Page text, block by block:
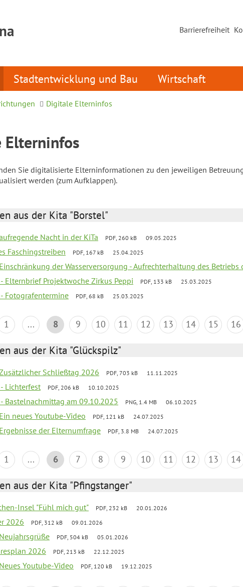
Barrierefreiheit
Stadtentwicklung und Bau Wirtschaft
Digitale Elterninfos
Sie digitalisierte Elterninformationen zu den jeweiligen
werden (zum Aufklappen).
aus der Kita "Borstel"
Nacht in der KiTa PDF, 260 kB 09.05.2025
Faschingstreiben PDF, 167 kB 25.04.2025
der Wasserversorgung - Aufrechterhaltung des Betriebs
Elternbrief Projektwoche Zirkus Peppi PDF, 133 kB 25.03.2025
Fotografentermine PDF, 68 kB 25.03.2025
1 ... 8 9 10 11 12 13 14 15 16
aus der Kita "Glückspilz"
Schließtag 2026 PDF, 703 kB 11.11.2025
Lichterfest PDF, 206 kB 10.10.2025
Bastelnachmittag am 09.10.2025 PNG, 1.4 MB 06.10.2025
neues Youtube-Video PDF, 121 kB 24.07.2025
der Elternumfrage PDF, 3.8 MB 24.07.2025
1 ... 6 7 8 9 10 11 12 13 14
aus der Kita "Pfingstanger"
Insel "Fühl mich gut" PDF, 232 kB 20.01.2026
2026 PDF, 312 kB 09.01.2026
PDF, 504 kB 05.01.2026
2026 PDF, 213 kB 22.12.2025
Youtube-Video PDF, 120 kB 19.12.2025